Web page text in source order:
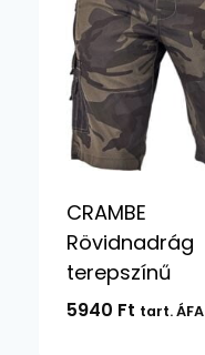
CRAMBE
Rövidnadrág
terepszínű
5940 Ft tart. ÁFA